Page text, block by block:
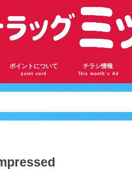
山店
がわ店
店
ポイントについて
point card
ドラッグミックの会員ランク
ドラッグミックのポイントを貯めよう
楽天ポイントカードについて
チラシ情報
This month’s Ad